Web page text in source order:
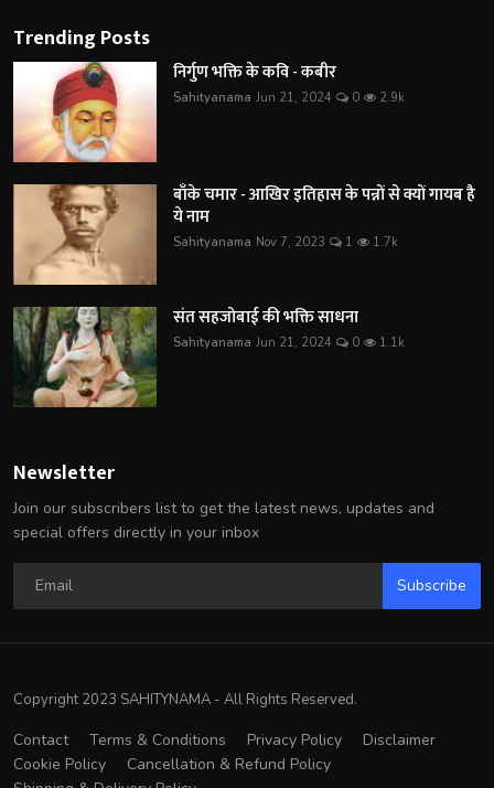
Trending Posts
निर्गुण भक्ति के कवि - कबीर
Sahityanama Jun 21, 2024 0 2.9k
बाँके चमार - आखिर इतिहास के पन्नों से क्यों गायब है
ये नाम
Sahityanama Nov 7, 2023 1 1.7k
संत सहजोबाई की भक्ति साधना
Sahityanama Jun 21, 2024 0 1.1k
Newsletter
Join our subscribers list to get the latest news, updates and
special offers directly in your inbox
Subscribe
Copyright 2023 SAHITYNAMA - All Rights Reserved.
Contact Terms & Conditions Privacy Policy
Disclaimer
Cookie Policy
Cancellation & Refund Policy